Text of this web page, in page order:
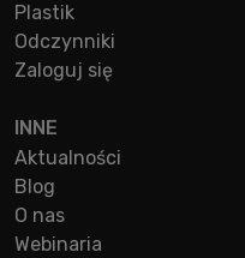
Plastik
Odczynniki
Zaloguj się
INNE
Aktualności
Blog
O nas
Webinaria